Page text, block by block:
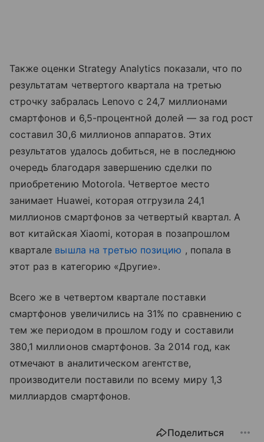
Также оценки Strategy Analytics показали, что по
результатам четвертого квартала на третью
строчку забралась Lenovo с 24,7 миллионами
смартфонов и 6,5-процентной долей — за год рост
составил 30,6 миллионов аппаратов. Этих
результатов удалось добиться, не в последнюю
очередь благодаря завершению сделки по
приобретению Motorola. Четвертое место
занимает Huawei, которая отгрузила 24,1
миллионов смартфонов за четвертый квартал. А
вот китайская Xiaomi, которая в позапрошлом
квартале вышла на третью позицию , попала в
этот раз в категорию «Другие».
Всего же в четвертом квартале поставки
смартфонов увеличились на 31% по сравнению с
тем же периодом в прошлом году и составили
380,1 миллионов смартфонов. За 2014 год, как
отмечают в аналитическом агентстве,
производители поставили по всему миру 1,3
миллиардов смартфонов.
Поделиться